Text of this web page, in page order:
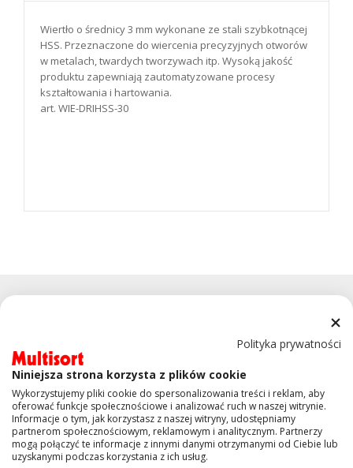
Wiertło o średnicy 3 mm wykonane ze stali szybkotnącej
HSS. Przeznaczone do wiercenia precyzyjnych otworów
w metalach, twardych tworzywach itp. Wysoką jakość
produktu zapewniają zautomatyzowane procesy
kształtowania i hartowania.
art. WIE-DRIHSS-30
KONTAKT
OBSŁUGA KLIENTA
Polityka prywatności
Niniejsza strona korzysta z plików cookie
Wykorzystujemy pliki cookie do spersonalizowania treści i reklam, aby
oferować funkcje społecznościowe i analizować ruch w naszej witrynie.
Informacje o tym, jak korzystasz z naszej witryny, udostępniamy
partnerom społecznościowym, reklamowym i analitycznym. Partnerzy
mogą połączyć te informacje z innymi danymi otrzymanymi od Ciebie lub
uzyskanymi podczas korzystania z ich usług.